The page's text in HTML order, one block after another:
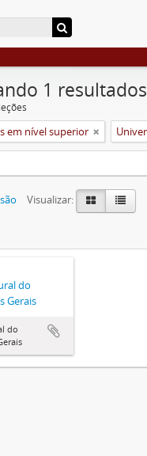
1 resultados
em nível superior
Visualizar:
do
Gerais
do